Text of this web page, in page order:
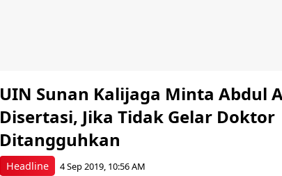
Headline
UIN Sunan Kalijaga Minta Abdul
Disertasi, Jika Tidak Gelar Doktor
Ditangguhkan
4 Sep 2019, 10:56 AM